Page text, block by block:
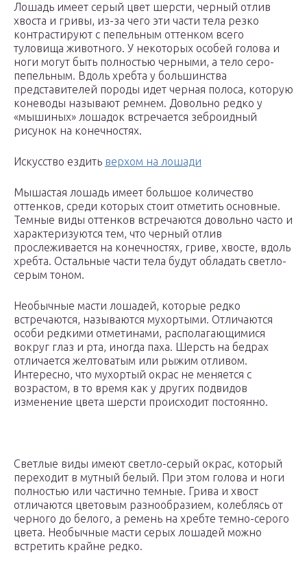
Лошадь имеет серый цвет шерсти, черный отлив
хвоста и гривы, из-за чего эти части тела резко
контрастируют с пепельным оттенком всего
туловища животного. У некоторых особей голова и
ноги могут быть полностью черными, а тело серо-
пепельным. Вдоль хребта у большинства
представителей породы идет черная полоса, которую
коневоды называют ремнем. Довольно редко у
«мышиных» лошадок встречается зеброидный
рисунок на конечностях.
Искусство ездить верхом на лошади
Мышастая лошадь имеет большое количество
оттенков, среди которых стоит отметить основные.
Темные виды оттенков встречаются довольно часто и
характеризуются тем, что черный отлив
прослеживается на конечностях, гриве, хвосте, вдоль
хребта. Остальные части тела будут обладать светло-
серым тоном.
Необычные масти лошадей, которые редко
встречаются, называются мухортыми. Отличаются
особи редкими отметинами, располагающимися
вокруг глаз и рта, иногда паха. Шерсть на бедрах
отличается желтоватым или рыжим отливом.
Интересно, что мухортый окрас не меняется с
возрастом, в то время как у других подвидов
изменение цвета шерсти происходит постоянно.
Светлые виды имеют светло-серый окрас, который
переходит в мутный белый. При этом голова и ноги
полностью или частично темные. Грива и хвост
отличаются цветовым разнообразием, колеблясь от
черного до белого, а ремень на хребте темно-серого
цвета. Необычные масти серых лошадей можно
встретить крайне редко.